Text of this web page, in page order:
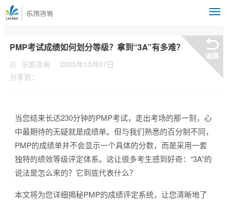
PMP考试成绩如何划分等级？拿到“3A”有多难？
乐凯咨询
2025年10月07日
分享到：
当您结束长达230分钟的PMP考试，走出考场的那一刻，心
中最期待的无疑就是成绩单。但与我们熟悉的百分制不同，
PMP的成绩单并不会显示一个具体的分数，而是采用一套
独特的绩效等级评定体系。这让很多考生感到好奇：“3A”的
说法是怎么来的？它到底代表什么？
本文将为您详细揭秘PMP的成绩评定系统，让您清晰地了